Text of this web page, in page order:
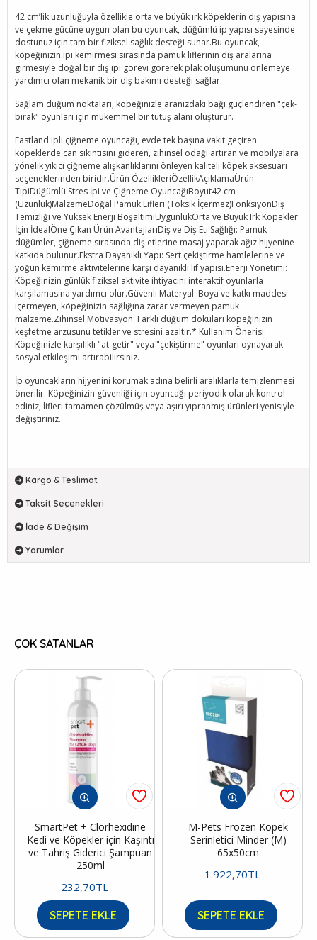
42 cm’lik uzunluğuyla özellikle orta ve büyük ırk köpeklerin diş yapısına
ve çekme gücüne uygun olan bu oyuncak, düğümlü ip yapısı sayesinde
dostunuz için tam bir fiziksel sağlık desteği sunar.Bu oyuncak,
köpeğinizin ipi kemirmesi sırasında pamuk liflerinin diş aralarına
girmesiyle doğal bir diş ipi görevi görerek plak oluşumunu önlemeye
yardımcı olan mekanik bir diş bakımı desteği sağlar.
Sağlam düğüm noktaları, köpeğinizle aranızdaki bağı güçlendiren "çek-
bırak" oyunları için mükemmel bir tutuş alanı oluşturur.
Eastland ipli çiğneme oyuncağı, evde tek başına vakit geçiren
köpeklerde can sıkıntısını gideren, zihinsel odağı artıran ve mobilyalara
yönelik yıkıcı çiğneme alışkanlıklarını önleyen kaliteli köpek aksesuarı
seçeneklerinden biridir.Ürün ÖzellikleriÖzellikAçıklamaÜrün
TipiDüğümlü Stres İpi ve Çiğneme OyuncağıBoyut42 cm
(Uzunluk)MalzemeDoğal Pamuk Lifleri (Toksik İçermez)FonksiyonDiş
Temizliği ve Yüksek Enerji BoşaltımıUygunlukOrta ve Büyük Irk Köpekler
İçin İdealÖne Çıkan Ürün AvantajlarıDiş ve Diş Eti Sağlığı: Pamuk
düğümler, çiğneme sırasında diş etlerine masaj yaparak ağız hijyenine
katkıda bulunur.Ekstra Dayanıklı Yapı: Sert çekiştirme hamlelerine ve
yoğun kemirme aktivitelerine karşı dayanıklı lif yapısı.Enerji Yönetimi:
Köpeğinizin günlük fiziksel aktivite ihtiyacını interaktif oyunlarla
karşılamasına yardımcı olur.Güvenli Materyal: Boya ve katkı maddesi
içermeyen, köpeğinizin sağlığına zarar vermeyen pamuk
malzeme.Zihinsel Motivasyon: Farklı düğüm dokuları köpeğinizin
keşfetme arzusunu tetikler ve stresini azaltır.* Kullanım Önerisi:
Köpeğinizle karşılıklı "at-getir" veya "çekiştirme" oyunları oynayarak
sosyal etkileşimi artırabilirsiniz.
İp oyuncakların hijyenini korumak adına belirli aralıklarla temizlenmesi
önerilir. Köpeğinizin güvenliği için oyuncağı periyodik olarak kontrol
ediniz; lifleri tamamen çözülmüş veya aşırı yıpranmış ürünleri yenisiyle
değiştiriniz.
Kargo & Teslimat
Taksit Seçenekleri
İade & Değişim
Yorumlar
ÇOK SATANLAR
SmartPet + Clorhexidine
Kedi ve Köpekler için Kaşıntı
ve Tahriş Giderici Şampuan
250ml
232,70TL
SEPETE EKLE
M-Pets Frozen Köpek
Serinletici Minder (M)
65x50cm
1.922,70TL
SEPETE EKLE